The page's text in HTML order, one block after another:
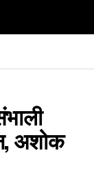
अशोक